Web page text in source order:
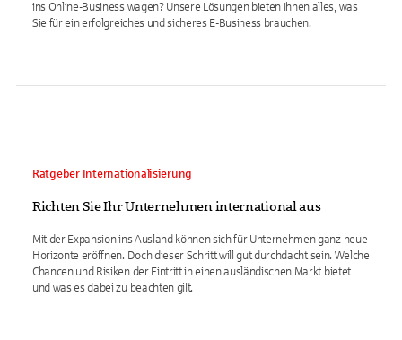
ins Online-Business wagen? Unsere Lösungen bieten Ihnen alles, was
Sie für ein erfolgreiches und sicheres E-Business brauchen.
Ratgeber Internationalisierung
Richten Sie Ihr Unternehmen international aus
Mit der Expansion ins Ausland können sich für Unternehmen ganz neue
Horizonte eröffnen. Doch dieser Schritt will gut durchdacht sein. Welche
Chancen und Risiken der Eintritt in einen ausländischen Markt bietet
und was es dabei zu beachten gilt.